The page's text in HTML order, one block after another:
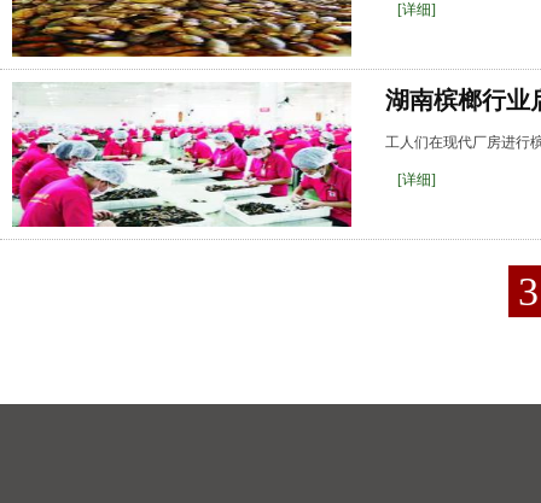
[详细]
湖南槟榔行业
工人们在现代厂房进行
[详细]